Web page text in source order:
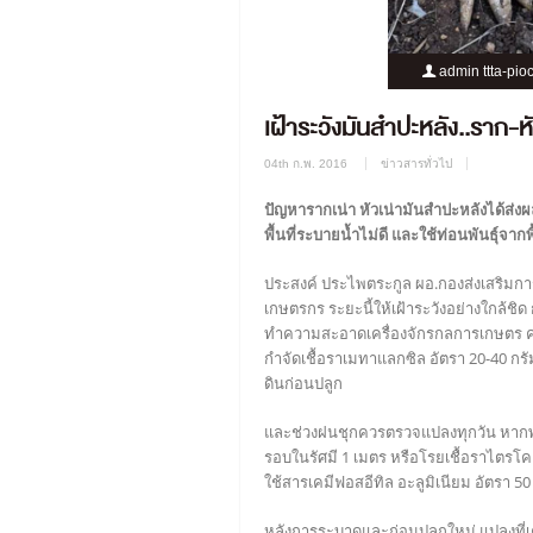
admin ttta-
เฝ้าระวังมันสำปะหลัง..ราก-
04th ก.พ. 2016 ข่าวสารทั่วไป
ปัญหารากเน่า หัวเน่ามันสำปะหลังได้ส่ง
พื้นที่ระบายน้ำไม่ดี และใช้ท่อนพันธุ์จาก
ประสงค์ ประไพตระกูล ผอ.กองส่งเสริม
เกษตรกร ระยะนี้ให้เฝ้าระวังอย่างใกล้ชิ
ทำความสะอาดเครื่องจักรกลการเกษต
กำจัดเชื้อราเมทาแลกซิล อัตรา 20-40 ก
ดินก่อนปลูก
และช่วงฝนชุกควรตรวจแปลงทุกวัน หา
รอบในรัศมี 1 เมตร หรือโรยเชื้อราไตร
ใช้สารเคมีฟอสอีทิล อะลูมิเนียม อัตรา